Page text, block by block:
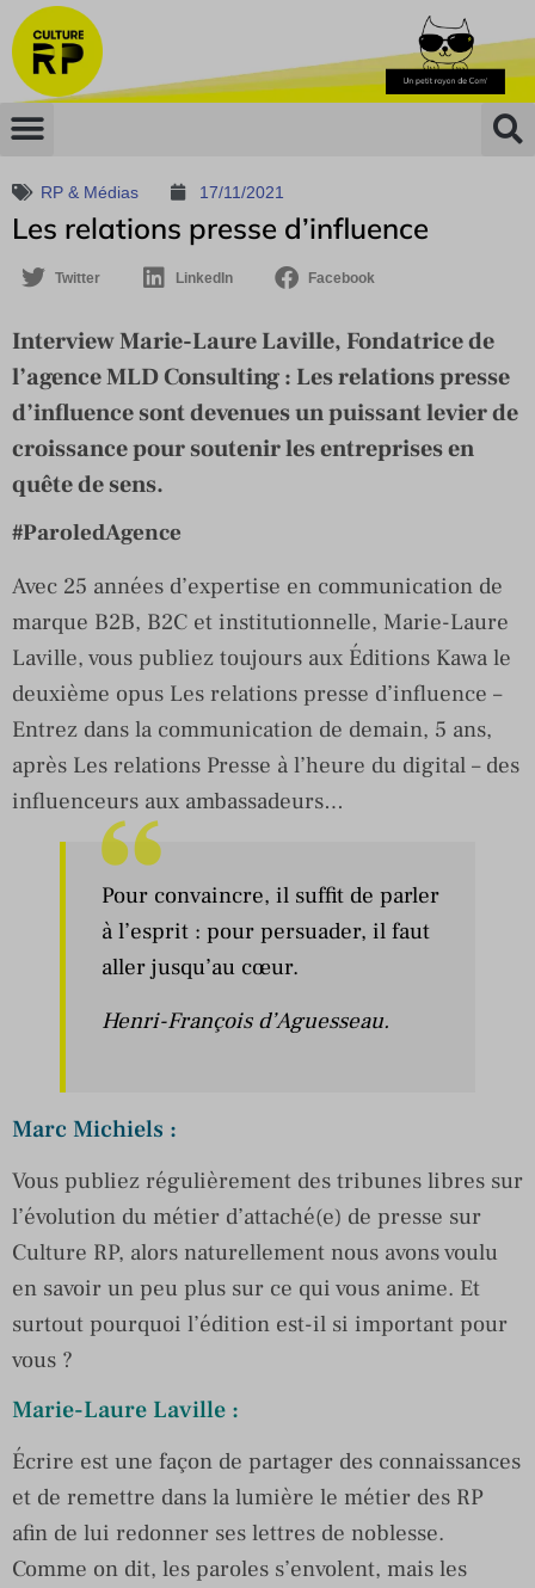
RP & Médias 17/11/2021
Les relations presse d’influence
Twitter LinkedIn Facebook
Interview Marie-Laure Laville, Fondatrice de
l’agence MLD Consulting : Les relations presse
d’influence sont devenues un puissant levier de
croissance pour soutenir les entreprises en
quête de sens.
#ParoledAgence
Avec 25 années d’expertise en communication de
marque B2B, B2C et institutionnelle, Marie-Laure
Laville, vous publiez toujours aux Éditions Kawa le
deuxième opus Les relations presse d’influence –
Entrez dans la communication de demain, 5 ans,
après Les relations Presse à l’heure du digital – des
influenceurs aux ambassadeurs…
Pour convaincre, il suffit de parler
à l’esprit : pour persuader, il faut
aller jusqu’au cœur.
Henri-François d’Aguesseau.
Marc Michiels :
Vous publiez régulièrement des tribunes libres sur
l’évolution du métier d’attaché(e) de presse sur
Culture RP, alors naturellement nous avons voulu
en savoir un peu plus sur ce qui vous anime. Et
surtout pourquoi l’édition est-il si important pour
vous ?
Marie-Laure Laville :
Écrire est une façon de partager des connaissances
et de remettre dans la lumière le métier des RP
afin de lui redonner ses lettres de noblesse.
Comme on dit, les paroles s’envolent, mais les